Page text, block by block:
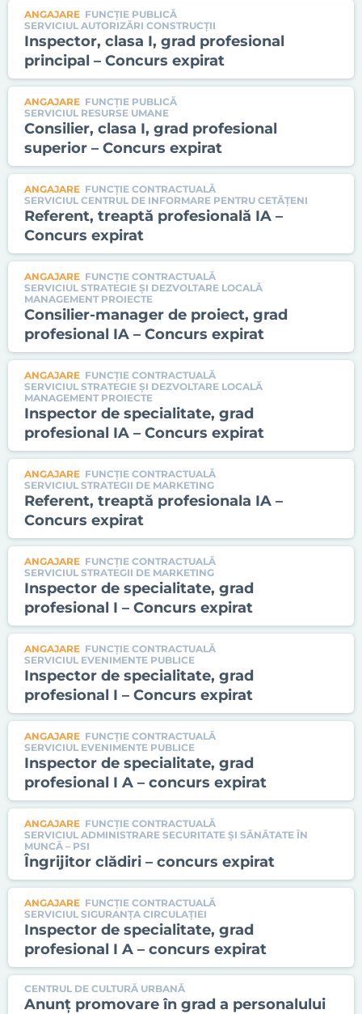
ANGAJARE FUNCȚIE PUBLICĂ
SERVICIUL AUTORIZĂRI CONSTRUCŢII
Inspector, clasa I, grad profesional
principal – Concurs expirat
ANGAJARE FUNCȚIE PUBLICĂ
SERVICIUL RESURSE UMANE
Consilier, clasa I, grad profesional
superior – Concurs expirat
ANGAJARE FUNCȚIE CONTRACTUALĂ
SERVICIUL CENTRUL DE INFORMARE PENTRU CETĂŢENI
Referent, treaptă profesională IA –
Concurs expirat
ANGAJARE FUNCȚIE CONTRACTUALĂ
SERVICIUL STRATEGIE ŞI DEZVOLTARE LOCALĂ
MANAGEMENT PROIECTE
Consilier-manager de proiect, grad
profesional IA – Concurs expirat
ANGAJARE FUNCȚIE CONTRACTUALĂ
SERVICIUL STRATEGIE ŞI DEZVOLTARE LOCALĂ
MANAGEMENT PROIECTE
Inspector de specialitate, grad
profesional IA – Concurs expirat
ANGAJARE FUNCȚIE CONTRACTUALĂ
SERVICIUL STRATEGII DE MARKETING
Referent, treaptă profesionala IA –
Concurs expirat
ANGAJARE FUNCȚIE CONTRACTUALĂ
SERVICIUL STRATEGII DE MARKETING
Inspector de specialitate, grad
profesional I – Concurs expirat
ANGAJARE FUNCȚIE CONTRACTUALĂ
SERVICIUL EVENIMENTE PUBLICE
Inspector de specialitate, grad
profesional I – Concurs expirat
ANGAJARE FUNCȚIE CONTRACTUALĂ
SERVICIUL EVENIMENTE PUBLICE
Inspector de specialitate, grad
profesional I A – concurs expirat
ANGAJARE FUNCȚIE CONTRACTUALĂ
SERVICIUL ADMINISTRARE SECURITATE ŞI SĂNĂTATE ÎN
MUNCĂ – PSI
Îngrijitor clădiri – concurs expirat
ANGAJARE FUNCȚIE CONTRACTUALĂ
SERVICIUL SIGURANŢA CIRCULAŢIEI
Inspector de specialitate, grad
profesional I A – concurs expirat
CENTRUL DE CULTURĂ URBANĂ
Anunț promovare în grad a personalului